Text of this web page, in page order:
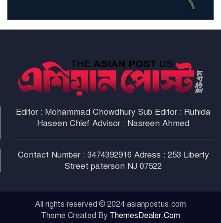
Editor : Mohammad Chowdhury Sub Editor : Ruhida
Haseen Chief Advisor : Nasreen Ahmed
Contact Number : 3474392916 Adress : 253 Liberty
Street paterson NJ 07522
All rights reserved © 2024 asianpostus.com
Theme Created By ThemesDealer.Com